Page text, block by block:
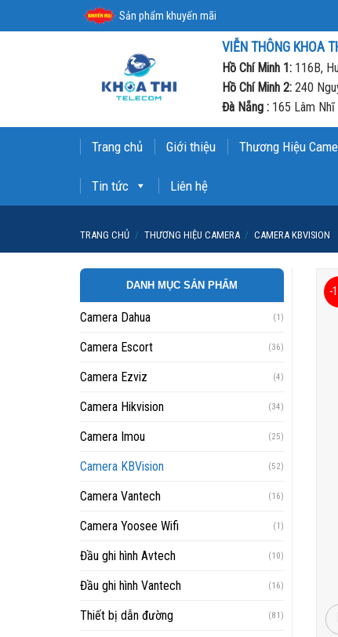
to
Sản phẩm khuyến mãi
VIỄN THÔNG KHOA
Hồ Chí Minh 1: 116B,
Hồ Chí Minh 2: 240
Đà Nẵng : 165 Lâm
Trang chủ Giới thiệu Thương Hiệu
Tin tức Liên hệ
TRANG CHỦ / THƯƠNG HIỆU CAMERA / CAMERA KBVISION
DANH MỤC SẢN PHẨM
Camera Dahua (1)
Camera Escort (36)
Camera Ezviz (4)
Camera Hikvision (34)
Camera Imou (25)
Camera KBVision (52)
Camera Vantech (16)
Camera Yoosee Wifi (1)
Đầu ghi hình Avtech (10)
Đầu ghi hình Vantech (16)
Thiết bị dẫn đường (81)
-